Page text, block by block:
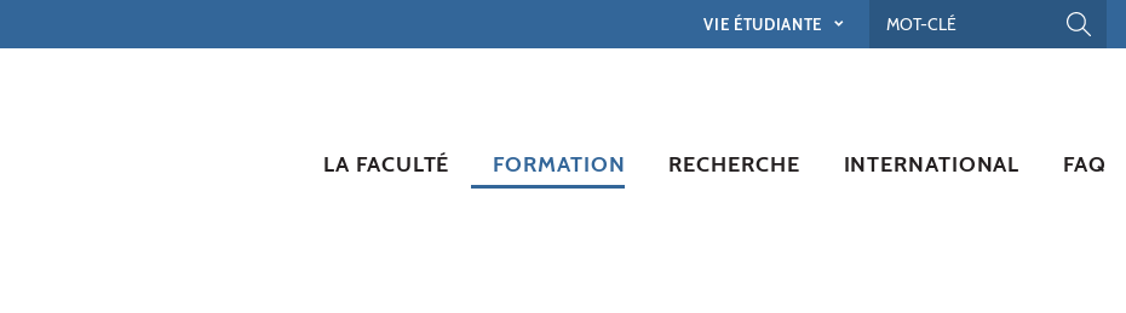
VIE ÉTUDIANTE
LA FACULTÉ FORMATION RECHERCHE INTERNATIONAL FAQ